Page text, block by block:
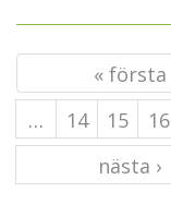
« första
…
14 15 16
nästa ›